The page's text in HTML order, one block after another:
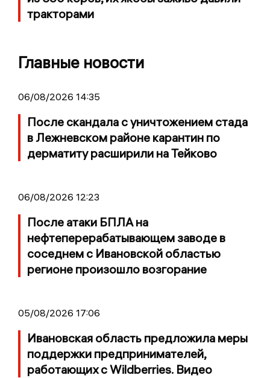
тракторами
Главные новости
06/08/2026 14:35
После скандала с уничтожением стада
в Лежневском районе карантин по
дерматиту расширили на Тейково
06/08/2026 12:23
После атаки БПЛА на
нефтеперерабатывающем заводе в
соседнем с Ивановской областью
регионе произошло возгорание
05/08/2026 17:06
Ивановская область предложила меры
поддержки предпринимателей,
работающих с Wildberries. Видео